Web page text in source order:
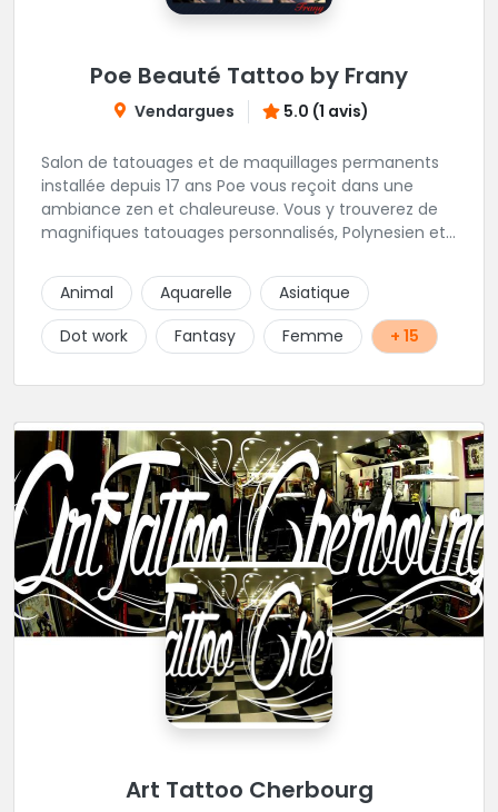
Poe Beauté Tattoo by Frany
Vendargues 5.0 (1 avis)
Salon de tatouages et de maquillages permanents
installée depuis 17 ans Poe vous reçoit dans une
ambiance zen et chaleureuse. Vous y trouverez de
magnifiques tatouages personnalisés, Polynesien et
permanents/artistiques ainsi que des prestations de
Piercings.
Animal Aquarelle
Asiatique
Dot work
Fantasy Femme + 15
Art Tattoo Cherbourg